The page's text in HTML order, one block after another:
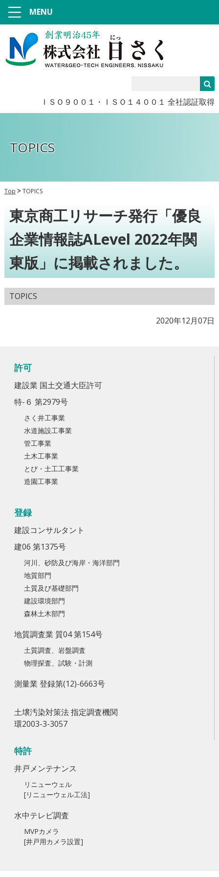
ＩＳＯ９００１・ＩＳＯ１４００１ 全社認証取得
MENU
TOPICS
Top TOPICS
東京商工リサーチ発行「優良
企業情報誌ALevel 2022年関
東版」に掲載されました。
TOPICS
2020年12月07日
許可
建設業 国土交通大臣許可
特-６ 第2979号
さく井工事業
水道施設工事業
管工事業
土木工事業
とび・土工工事業
造園工事業
登録
建設コンサルタント
建06 第1375号
河川、砂防及び海岸・海洋部門
地質部門
土質及び基礎部門
建設環境部門
森林土木部門
地質調査業 質04 第154号
土質調査、岩盤調査
物理探査、試験・計測
測量業 登録第(12)-6663号
土壌汚染対策法 指定調査機関
環2003-3-3057
特許
井戸メンテナンス
リニューウェル
[リニューウェル工法]
水中テレビ調査
MVPカメラ
[井戸用カメラ設置]